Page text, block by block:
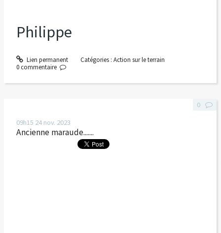
Philippe
Lien permanent Catégories : Action sur le terrain
0 commentaire
09h15 24 nov. 2023
Ancienne maraude.......
0